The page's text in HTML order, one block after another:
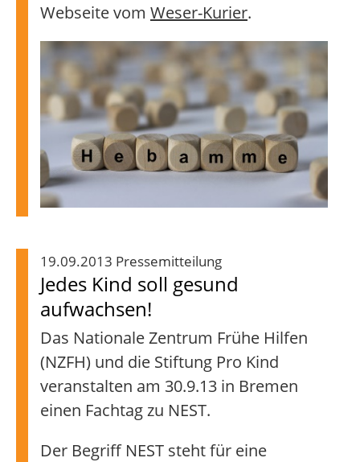
Webseite vom Weser-Kurier.
19.09.2013 Pressemitteilung
Jedes Kind soll gesund
aufwachsen!
Das Nationale Zentrum Frühe Hilfen
(NZFH) und die Stiftung Pro Kind
veranstalten am 30.9.13 in Bremen
einen Fachtag zu NEST.
Der Begriff NEST steht für eine